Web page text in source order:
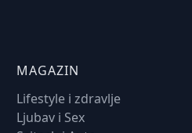
MAGAZIN
Lifestyle i zdravlje
Ljubav i Sex